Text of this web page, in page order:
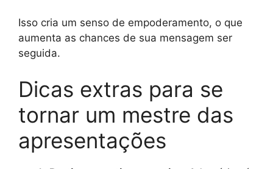
Isso cria um senso de empoderamento, o que
aumenta as chances de sua mensagem ser
seguida.
Dicas extras para se
tornar um mestre das
apresentações